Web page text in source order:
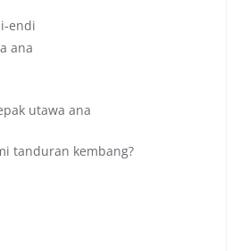
endi
ana
utawa ana
tanduran kembang?